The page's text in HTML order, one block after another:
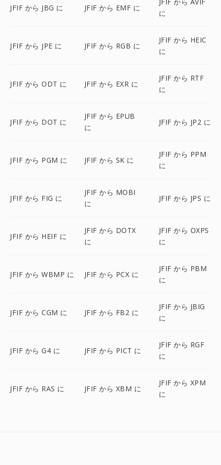
JFIF から JBG に JFIF から EMF に
に
JFIF から JPE に JFIF から RGB に
JFIF から HEIC
に
JFIF から ODT に JFIF から EXR に
JFIF から RTF
に
JFIF から DOT に
JFIF から EPUB
に
JFIF から JP2 に
JFIF から PGM に JFIF から SK に
JFIF から PPM
に
JFIF から FIG に
JFIF から MOBI
に
JFIF から JPS に
JFIF から HEIF に
JFIF から DOTX
に
JFIF から OXPS
に
JFIF から WBMP に JFIF から PCX に
JFIF から PBM
に
JFIF から CGM に JFIF から FB2 に
JFIF から JBIG
に
JFIF から G4 に JFIF から PICT に
JFIF から RGF
に
JFIF から RAS に JFIF から XBM に
JFIF から XPM
に